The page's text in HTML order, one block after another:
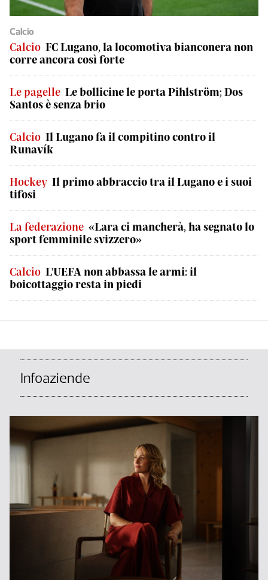
Calcio
Calcio FC Lugano, la locomotiva bianconera non
corre ancora così forte
Le pagelle Le bollicine le porta Pihlström; Dos
Santos è senza brio
Calcio Il Lugano fa il compitino contro il
Runavík
Hockey Il primo abbraccio tra il Lugano e i suoi
tifosi
La federazione «Lara ci mancherà, ha segnato lo
sport femminile svizzero»
Calcio L'UEFA non abbassa le armi: il
boicottaggio resta in piedi
Infoaziende